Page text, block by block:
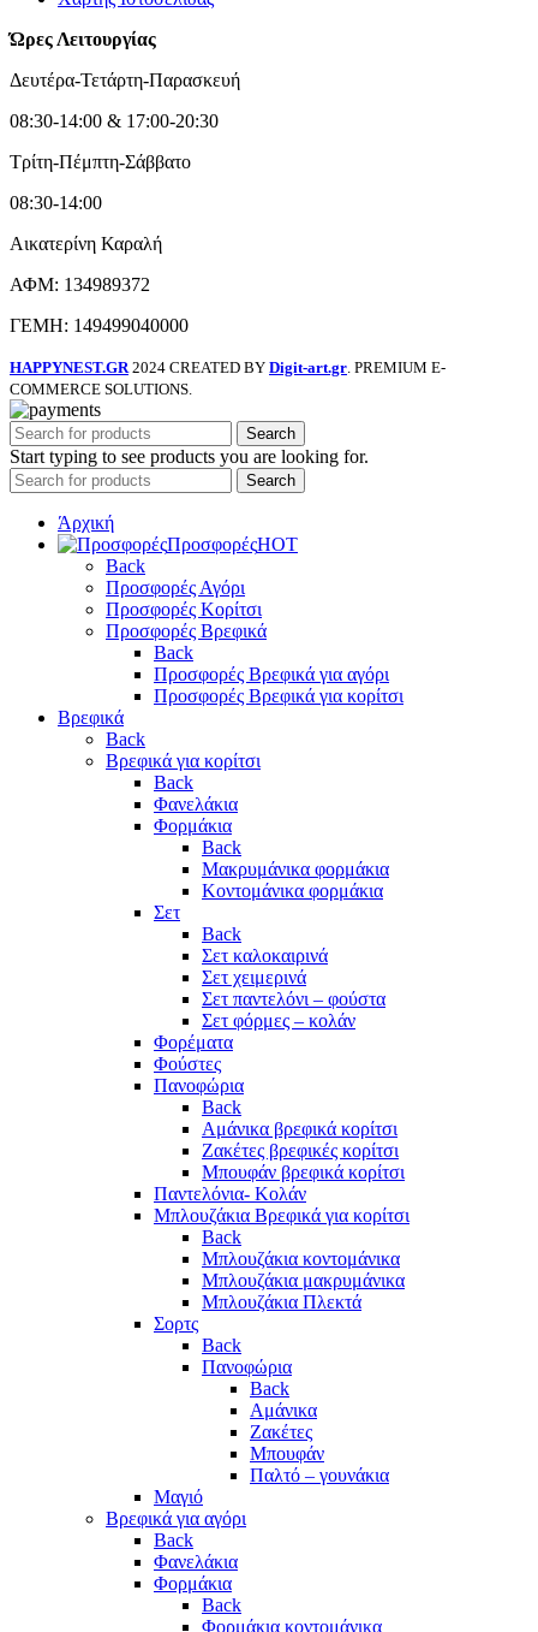
Ώρες Λειτουργίας
Δευτέρα-Τετάρτη-Παρασκευή
08:30-14:00 & 17:00-20:30
Τρίτη-Πέμπτη-Σάββατο
08:30-14:00
Αικατερίνη Καραλή
ΑΦΜ: 134989372
ΓΕΜΗ: 149499040000
HAPPYNEST.GR 2024 CREATED BY Digit-art.gr. PREMIUM E-
COMMERCE SOLUTIONS.
Search
Start typing to see products you are looking for.
Search
Άρχική
ΠροσφορέςHOT
Back
Προσφορές Αγόρι
Προσφορές Κορίτσι
Προσφορές Βρεφικά
Back
Προσφορές Βρεφικά για αγόρι
Προσφορές Βρεφικά για κορίτσι
Βρεφικά
Back
Βρεφικά για κορίτσι
Back
Φανελάκια
Φορμάκια
Back
Μακρυμάνικα φορμάκια
Κοντομάνικα φορμάκια
Σετ
Back
Σετ καλοκαιρινά
Σετ χειμερινά
Σετ παντελόνι – φούστα
Σετ φόρμες – κολάν
Φορέματα
Φούστες
Πανοφώρια
Back
Αμάνικα βρεφικά κορίτσι
Ζακέτες βρεφικές κορίτσι
Μπουφάν βρεφικά κορίτσι
Παντελόνια- Κολάν
Μπλουζάκια Βρεφικά για κορίτσι
Back
Μπλουζάκια κοντομάνικα
Μπλουζάκια μακρυμάνικα
Μπλουζάκια Πλεκτά
Σορτς
Back
Πανοφώρια
Back
Αμάνικα
Ζακέτες
Μπουφάν
Παλτό – γουνάκια
Μαγιό
Βρεφικά για αγόρι
Back
Φανελάκια
Φορμάκια
Back
Φορμάκια κοντομάνικα